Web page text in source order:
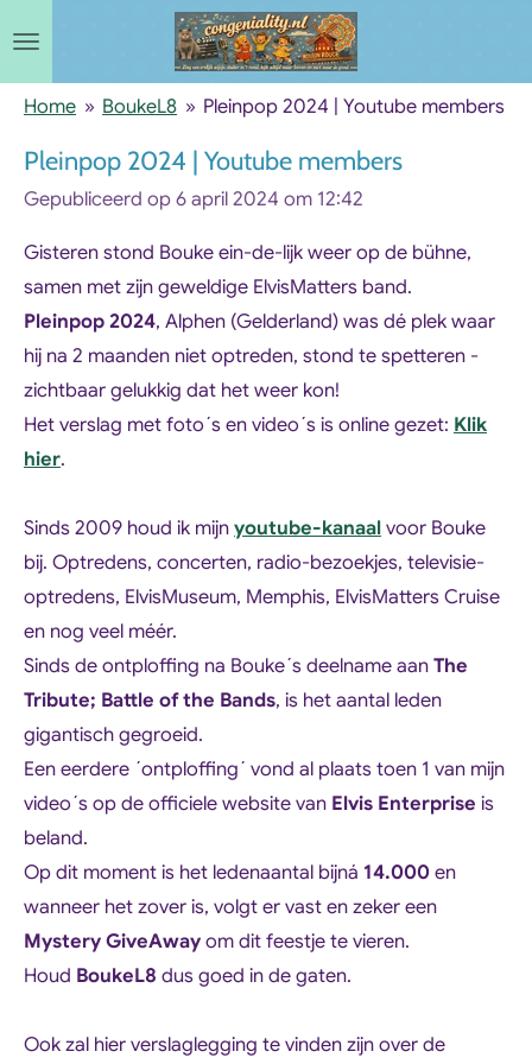
naar
hoofdinhoud
Home » BoukeL8 » Pleinpop 2024 | Youtube members
Pleinpop 2024 | Youtube members
Gepubliceerd op 6 april 2024 om 12:42
Gisteren stond Bouke ein-de-lijk weer op de bühne,
samen met zijn geweldige ElvisMatters band.
Pleinpop 2024, Alphen (Gelderland) was dé plek waar
hij na 2 maanden niet optreden, stond te spetteren -
zichtbaar gelukkig dat het weer kon!
Het verslag met foto´s en video´s is online gezet: Klik
hier.
Sinds 2009 houd ik mijnyoutube-kanaalvoor Bouke
bij. Optredens, concerten, radio-bezoekjes, televisie-
optredens, ElvisMuseum, Memphis, ElvisMatters Cruise
en nog veel méér.
Sinds de ontploffing na Bouke´s deelname aanThe
Tribute; Battle of the Bands, is het aantal leden
gigantisch gegroeid.
Een eerdere ´ontploffing´ vond al plaats toen 1 van mijn
video´s op de officiele website van Elvis Enterprise is
beland.
Op dit moment is het ledenaantal bijná 14.000en
wanneer het zover is, volgt er vast en zeker een
Mystery GiveAwayom dit feestje te vieren.
Houd BoukeL8 dus goed in de gaten.
Ook zal hier verslaglegging te vinden zijn over de